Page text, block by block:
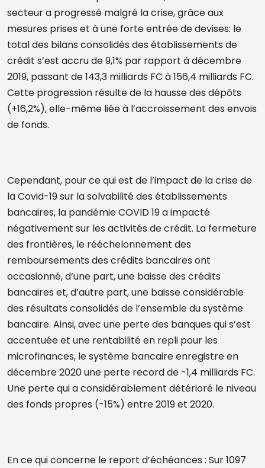
secteur a progressé malgré la crise, grâce aux
mesures prises et à une forte entrée de devises: le
total des bilans consolidés des établissements de
crédit s’est accru de 9,1% par rapport à décembre
2019, passant de 143,3 milliards FC à 156,4 milliards FC.
Cette progression résulte de la hausse des dépôts
(+16,2%), elle-même liée à l’accroissement des envois
de fonds.
Cependant, pour ce qui est de l’impact de la crise de
la Covid-19 sur la solvabilité des établissements
bancaires, la pandémie COVID 19 a impacté
négativement sur les activités de crédit. La fermeture
des frontières, le rééchelonnement des
remboursements des crédits bancaires ont
occasionné, d’une part, une baisse des crédits
bancaires et, d’autre part, une baisse considérable
des résultats consolidés de l’ensemble du système
bancaire. Ainsi, avec une perte des banques qui s’est
accentuée et une rentabilité en repli pour les
microfinances, le système bancaire enregistre en
décembre 2020 une perte record de -1,4 milliards FC.
Une perte qui a considérablement détérioré le niveau
des fonds propres (-15%) entre 2019 et 2020.
En ce qui concerne le report d’échéances : Sur 1097